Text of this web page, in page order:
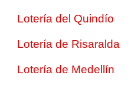
Lotería del Quindío
Lotería de Risaralda
Lotería de Medellín